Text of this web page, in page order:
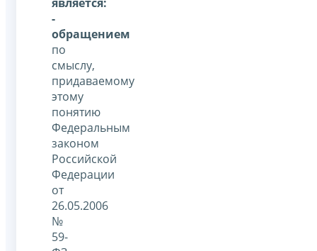
-
обращением
по
смыслу,
придаваемому
этому
понятию
Федеральным
законом
Российской
Федерации
от
26.05.2006
№
59-